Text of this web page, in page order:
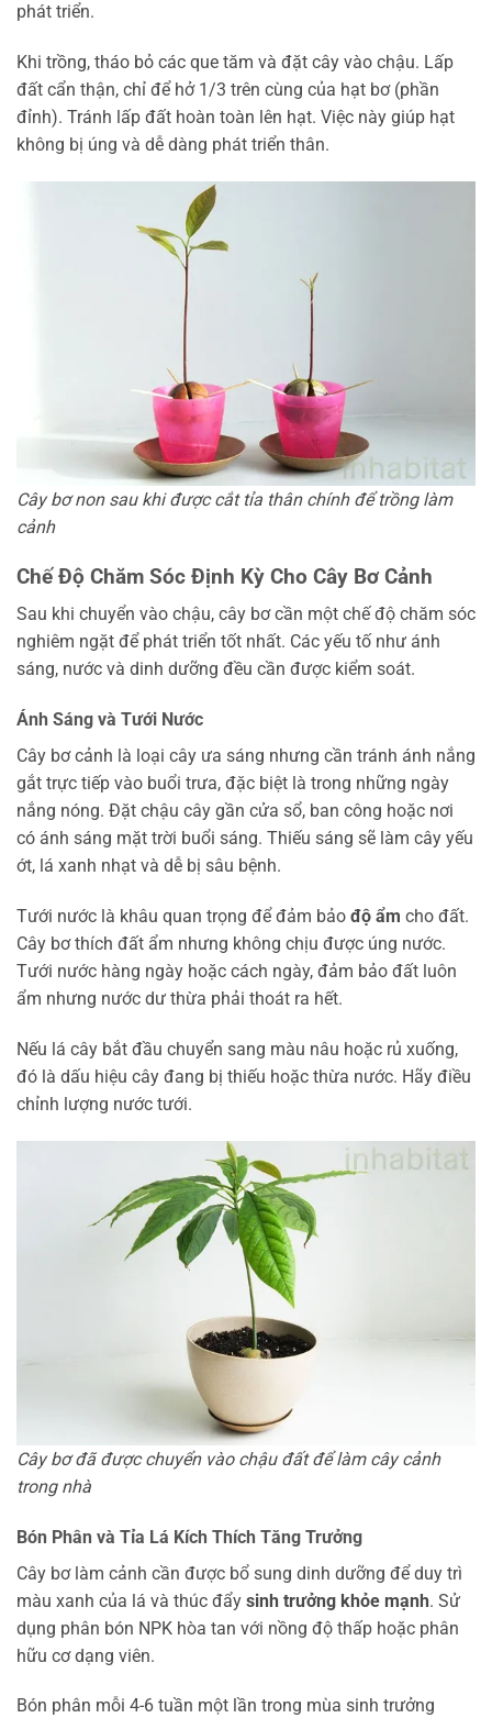
phát triển.
Khi trồng, tháo bỏ các que tăm và đặt cây vào chậu. Lấp
đất cẩn thận, chỉ để hở 1/3 trên cùng của hạt bơ (phần
đỉnh). Tránh lấp đất hoàn toàn lên hạt. Việc này giúp hạt
không bị úng và dễ dàng phát triển thân.
Cây bơ non sau khi được cắt tỉa thân chính để trồng làm
cảnh
Chế Độ Chăm Sóc Định Kỳ Cho Cây Bơ Cảnh
Sau khi chuyển vào chậu, cây bơ cần một chế độ chăm sóc
nghiêm ngặt để phát triển tốt nhất. Các yếu tố như ánh
sáng, nước và dinh dưỡng đều cần được kiểm soát.
Ánh Sáng và Tưới Nước
Cây bơ cảnh là loại cây ưa sáng nhưng cần tránh ánh nắng
gắt trực tiếp vào buổi trưa, đặc biệt là trong những ngày
nắng nóng. Đặt chậu cây gần cửa sổ, ban công hoặc nơi
có ánh sáng mặt trời buổi sáng. Thiếu sáng sẽ làm cây yếu
ớt, lá xanh nhạt và dễ bị sâu bệnh.
Tưới nước là khâu quan trọng để đảm bảo độ ẩm cho đất.
Cây bơ thích đất ẩm nhưng không chịu được úng nước.
Tưới nước hàng ngày hoặc cách ngày, đảm bảo đất luôn
ẩm nhưng nước dư thừa phải thoát ra hết.
Nếu lá cây bắt đầu chuyển sang màu nâu hoặc rủ xuống,
đó là dấu hiệu cây đang bị thiếu hoặc thừa nước. Hãy điều
chỉnh lượng nước tưới.
Cây bơ đã được chuyển vào chậu đất để làm cây cảnh
trong nhà
Bón Phân và Tỉa Lá Kích Thích Tăng Trưởng
Cây bơ làm cảnh cần được bổ sung dinh dưỡng để duy trì
màu xanh của lá và thúc đẩy sinh trưởng khỏe mạnh. Sử
dụng phân bón NPK hòa tan với nồng độ thấp hoặc phân
hữu cơ dạng viên.
Bón phân mỗi 4-6 tuần một lần trong mùa sinh trưởng